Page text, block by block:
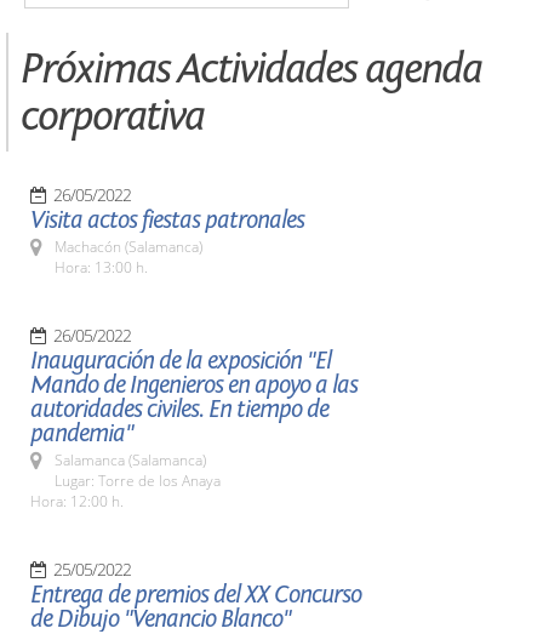
Próximas Actividades agenda
corporativa
26/05/2022
Visita actos fiestas patronales
Machacón (Salamanca)
Hora: 13:00 h.
26/05/2022
Inauguración de la exposición "El
Mando de Ingenieros en apoyo a las
autoridades civiles. En tiempo de
pandemia"
Salamanca (Salamanca)
Lugar: Torre de los Anaya
Hora: 12:00 h.
25/05/2022
Entrega de premios del XX Concurso
de Dibujo "Venancio Blanco"